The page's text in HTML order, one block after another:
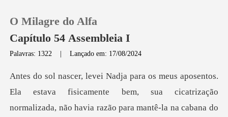
0
Loja
O Milagre do Alfa
Capítulo 54 Assembleia I
Palavras: 1322 |Lançado em: 17/08/2024
icatrização
normalizada, não havia razão para mantê-la na cabana do